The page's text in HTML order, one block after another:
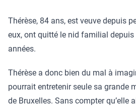
Thérèse, 84 ans, est veuve depuis
eux, ont quitté le nid familial depuis
années.
Thérèse a donc bien du mal à
pourrait entretenir seule sa grande
de Bruxelles. Sans compter qu’elle